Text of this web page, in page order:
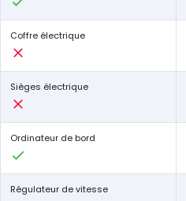
Coffre électrique
Sièges électrique
Ordinateur de bord
Régulateur de vitesse